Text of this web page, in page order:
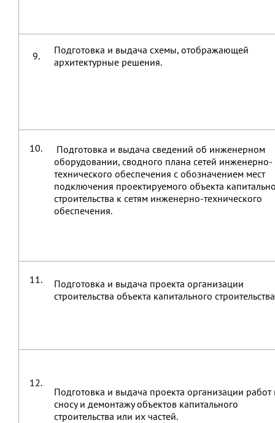
9.
Подготовка и выдача схемы, отображающей
архитектурные решения.
10.
Подготовка и выдача сведений об инженерном
оборудовании, сводного плана сетей инженерно-
технического обеспечения с обозначением мест
подключения проектируемого объекта
строительства к сетям инженерно-технического
обеспечения.
11.
Подготовка и выдача проекта организации
строительства объекта капитального
12.
Подготовка и выдача проекта организации работ
сносу и демонтажу объектов капитального
строительства или их частей.